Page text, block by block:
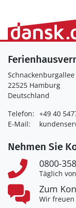
Schnackenburgallee
22525 Hamburg
Deutschland
Telefon: +49 40
E-Mail:
Nehmen Sie
0800-
Täglich
Zum
Wir